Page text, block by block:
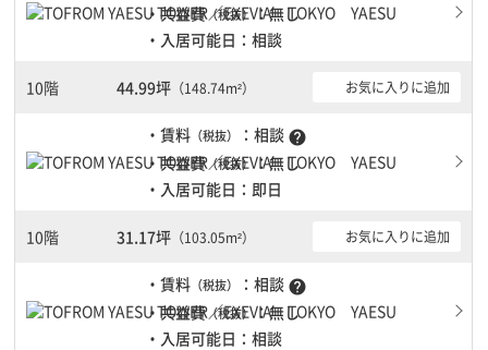
・共益費（税抜）：無し
・入居可能日：相談
10階 44.99坪 （148.74m²） お気に入りに追加
・賃料 （税抜） ：相談 help
・共益費（税抜）：無し
・入居可能日：即日
10階 31.17坪 （103.05m²） お気に入りに追加
・賃料 （税抜） ：相談 help
・共益費（税抜）：無し
・入居可能日：相談